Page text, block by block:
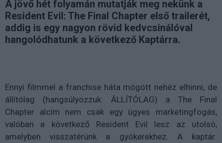
A jövő hét folyamán mutatják meg nekünk a
Resident Evil: The Final Chapter első trailerét,
addig is egy nagyon rövid kedvcsinálóval
hangolódhatunk a következő Kaptárra.
Ennyi filmmel a franchise háta mögött nehéz elhinni, de
állítólag (hangsúlyozzuk: ÁLLÍTÓLAG) a The Final
Chapter alcím nem csak egy ügyes marketingfogás,
valóban a következő Resident Evil lesz az utolsó,
amelyben visszatérünk a gyökerekhez. A kaptár: